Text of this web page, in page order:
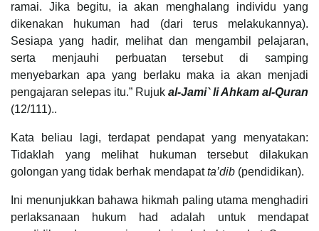
ramai. Jika begitu, ia akan menghalang individu yang
dikenakan hukuman had (dari terus melakukannya).
Sesiapa yang hadir, melihat dan mengambil pelajaran,
serta menjauhi perbuatan tersebut di samping
menyebarkan apa yang berlaku maka ia akan menjadi
pengajaran selepas itu.” Rujuk al-Jami` li Ahkam al-Quran
(12/111)..
Kata beliau lagi, terdapat pendapat yang menyatakan:
Tidaklah yang melihat hukuman tersebut dilakukan
golongan yang tidak berhak mendapatta’dib (pendidikan).
Ini menunjukkan bahawa hikmah paling utama menghadiri
perlaksanaan hukum had adalah untuk mendapat